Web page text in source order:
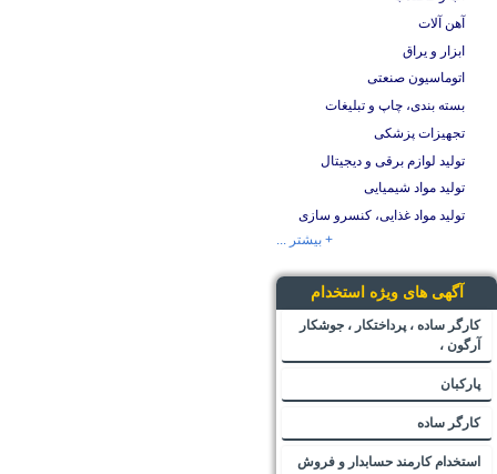
آهن آلات
ابزار و یراق
اتوماسیون صنعتی
بسته بندی، چاپ و تبلیغات
تجهیزات پزشکی
تولید لوازم برقی و دیجیتال
تولید مواد شیمیایی
تولید مواد غذایی، کنسرو سازی
+ بیشتر ...
آگهی های ویژه استخدام
کارگر ساده ، پرداختکار ، جوشکار
آرگون ،
پارکبان
کارگر ساده
استخدام کارمند حسابدار و فروش